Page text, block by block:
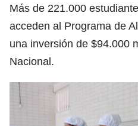
Más de 221.000
acceden al Programa de
una inversión de $94.000
Nacional.